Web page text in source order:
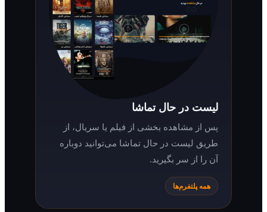
لیست در حال تماشا
پس از مشاهده بخشی از فیلم یا سریال، از
طریق لیست در حال تماشا می‌توانید دوباره
آن را از سر بگیرید.
همه پلتفرم‌ها